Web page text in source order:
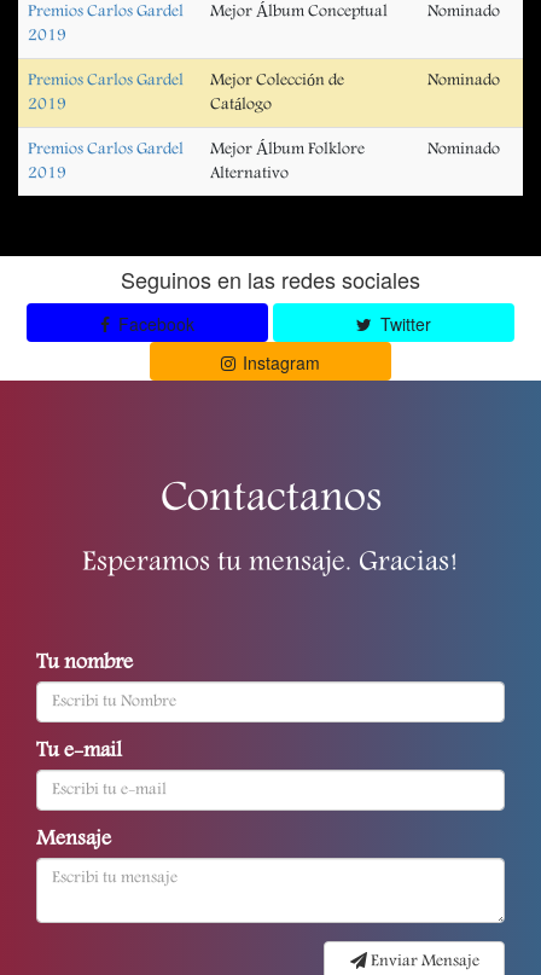
Premios Carlos Gardel
2019
Mejor Álbum Conceptual Nominado
Premios Carlos Gardel
2019
Mejor Colección de
Catálogo
Nominado
Premios Carlos Gardel
2019
Mejor Álbum Folklore
Alternativo
Nominado
Seguinos en las redes sociales
Facebook
Twitter
Instagram
Contactanos
Esperamos tu mensaje. Gracias!
Tu nombre
Tu e-mail
Mensaje
Enviar Mensaje